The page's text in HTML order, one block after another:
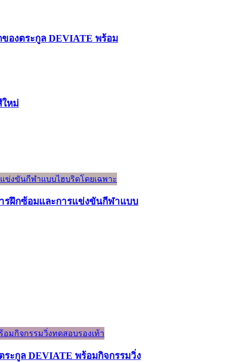
ของตระกูล DEVIATE พร้อม
ใหม่
รฝึกซ้อมและการแข่งขันกีฬาแบบ
ระกูล DEVIATE พร้อมกิจกรรมวิ่ง